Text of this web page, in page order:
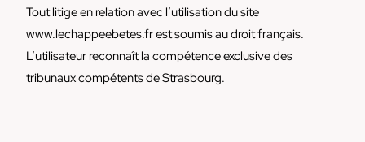
Tout litige en relation avec l’utilisation du site
www.lechappeebetes.fr est soumis au droit français.
L’utilisateur reconnaît la compétence exclusive des
tribunaux compétents de Strasbourg.